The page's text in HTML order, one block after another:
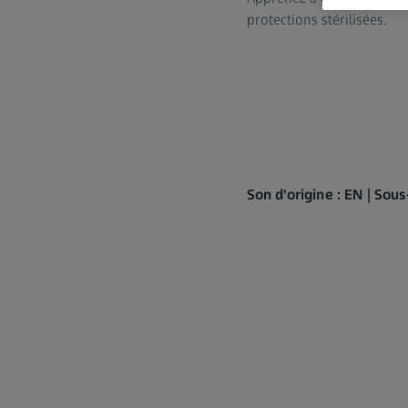
protections stérilisées.
Son d'origine : EN |